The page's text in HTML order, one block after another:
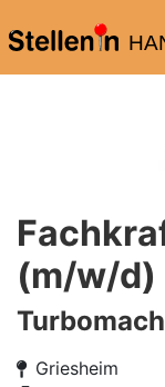
(m/w/d)
Griesheim